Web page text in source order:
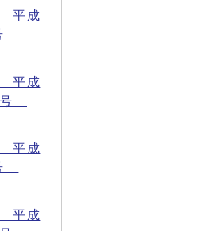
平成
平成
号
平成
平成